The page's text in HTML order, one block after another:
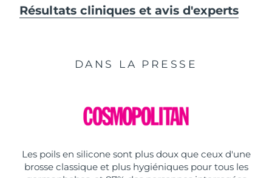
Résultats cliniques et avis d'experts
DANS LA PRESSE
Les poils en silicone sont plus doux que ceux d'une
brosse classique et plus hygiéniques pour tous les